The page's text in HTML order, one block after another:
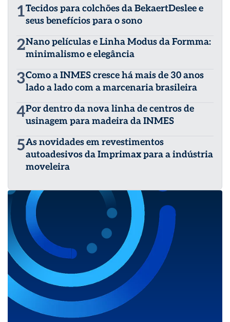
1Tecidos para colchões da BekaertDeslee e
seus benefícios para o sono
2Nano películas e Linha Modus da Formma:
minimalismo e elegância
3Como a INMES cresce há mais de 30 anos
lado a lado com a marcenaria brasileira
4Por dentro da nova linha de centros de
usinagem para madeira da INMES
5As novidades em revestimentos
autoadesivos da Imprimax para a indústria
moveleira